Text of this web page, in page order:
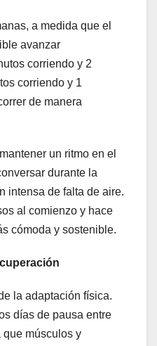
a medida que el
avanzar
corriendo y 2
corriendo y 1
de manera
un ritmo en el
durante la
intensa de falta de aire.
al comienzo y hace
cómoda y sostenible.
la adaptación física.
días de pausa entre
que músculos y